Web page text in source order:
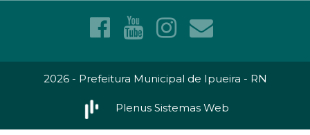
2026 - Prefeitura Municipal de Ipueira - RN
Plenus Sistemas Web